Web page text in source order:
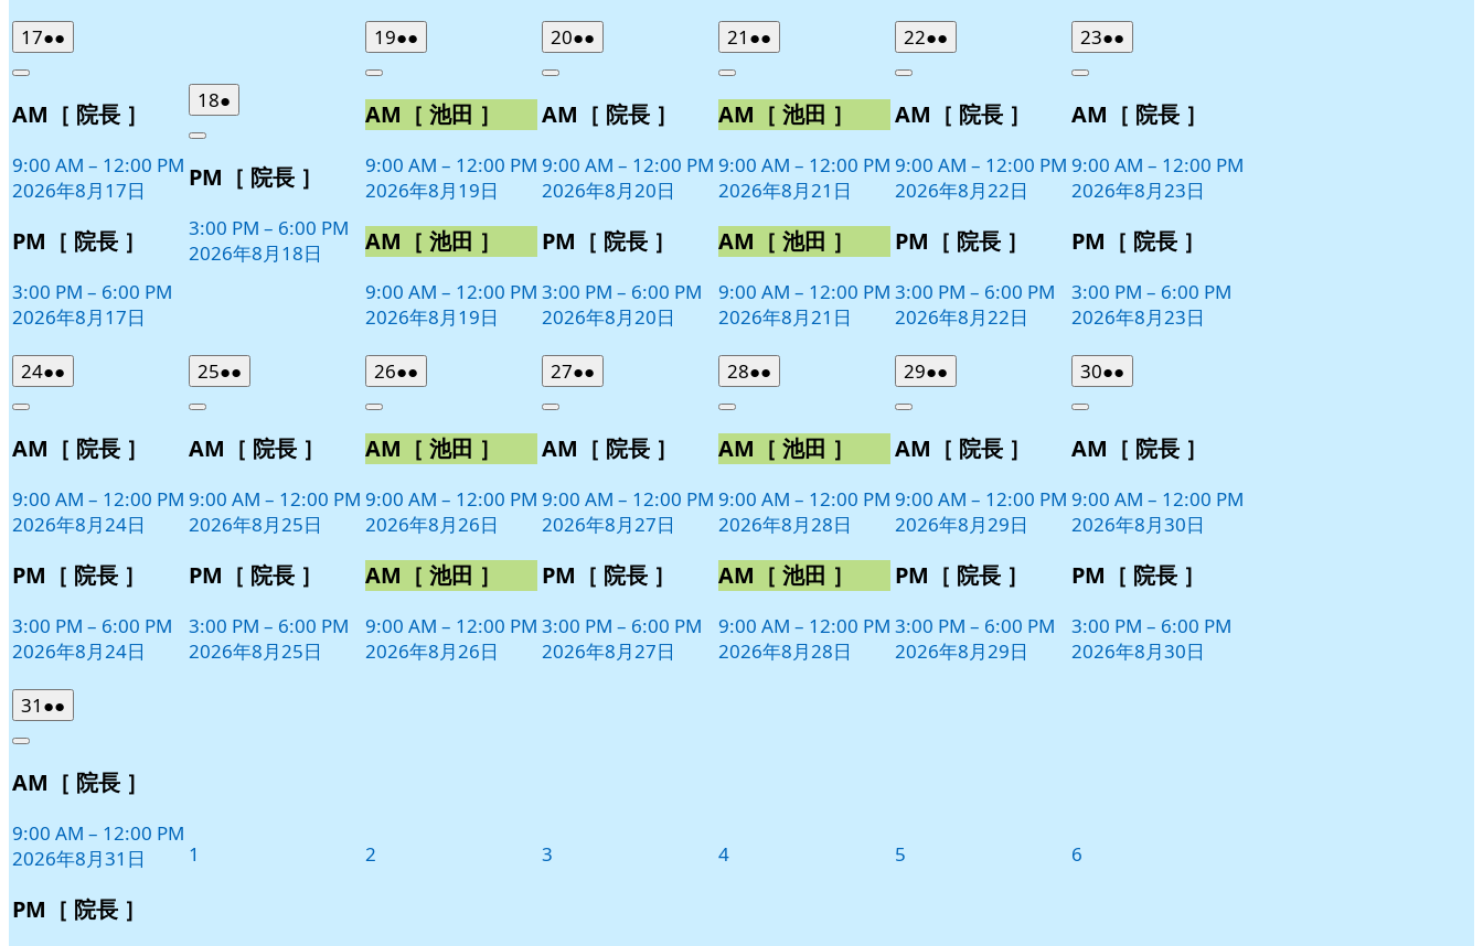
172026
年
月
日
●●
件
イ
ン
ト)
Close
AM［ 院長 ］
9:00 AM – 12:00 PM
2026年8月17日
PM［ 院長 ］
3:00 PM – 6:00 PM
2026年8月17日
182026
年
月
日
●
件
イ
ン
ト)
Close
PM［ 院長 ］
3:00 PM – 6:00 PM
2026年8月18日
192026
年
月
日
●●
件
イ
ン
ト)
Close
AM［ 池田 ］
9:00 AM – 12:00 PM
2026年8月19日
AM［ 池田 ］
9:00 AM – 12:00 PM
2026年8月19日
202026
年
月
日
●●
件
イ
ン
ト)
Close
AM［ 院長 ］
9:00 AM – 12:00 PM
2026年8月20日
PM［ 院長 ］
3:00 PM – 6:00 PM
2026年8月20日
21 2026
年
月
日
●●
件
イ
ン
ト)
Close
AM［ 池田 ］
9:00 AM – 12:00 PM
2026年8月21日
AM［ 池田 ］
9:00 AM – 12:00 PM
2026年8月21日
222026
年
月
日
●●
件
イ
ン
ト)
Close
AM［ 院長 ］
9:00 AM – 12:00 PM
2026年8月22日
PM［ 院長 ］
3:00 PM – 6:00 PM
2026年8月22日
232026
年
月
日
●●
件
イ
ン
ト)
Close
AM［ 院長 ］
9:00 AM – 12:00 PM
2026年8月23日
PM［ 院長 ］
3:00 PM – 6:00 PM
2026年8月23日
242026
年
月
日
●●
件
イ
ン
ト)
Close
AM［ 院長 ］
9:00 AM – 12:00 PM
2026年8月24日
PM［ 院長 ］
3:00 PM – 6:00 PM
2026年8月24日
252026
年
月
日
●●
件
イ
ン
ト)
Close
AM［ 院長 ］
9:00 AM – 12:00 PM
2026年8月25日
PM［ 院長 ］
3:00 PM – 6:00 PM
2026年8月25日
262026
年
月
日
●●
件
イ
ン
ト)
Close
AM［ 池田 ］
9:00 AM – 12:00 PM
2026年8月26日
AM［ 池田 ］
9:00 AM – 12:00 PM
2026年8月26日
272026
年
月
日
●●
件
イ
ン
ト)
Close
AM［ 院長 ］
9:00 AM – 12:00 PM
2026年8月27日
PM［ 院長 ］
3:00 PM – 6:00 PM
2026年8月27日
282026
年
月
日
●●
件
イ
ン
ト)
Close
AM［ 池田 ］
9:00 AM – 12:00 PM
2026年8月28日
AM［ 池田 ］
9:00 AM – 12:00 PM
2026年8月28日
292026
年
月
日
●●
件
イ
ン
ト)
Close
AM［ 院長 ］
9:00 AM – 12:00 PM
2026年8月29日
PM［ 院長 ］
3:00 PM – 6:00 PM
2026年8月29日
302026
年
月
日
●●
件
イ
ン
ト)
Close
AM［ 院長 ］
9:00 AM – 12:00 PM
2026年8月30日
PM［ 院長 ］
3:00 PM – 6:00 PM
2026年8月30日
31 2026
年
月
日
●●
件
イ
ン
ト)
Close
AM［ 院長 ］
9:00 AM – 12:00 PM
2026年8月31日
PM［ 院長 ］
1 2 3 42026
5 6